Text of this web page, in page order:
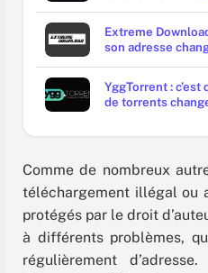
Extreme
son adresse
YggTorrent :
de torrents
Comme de nombreux
téléchargement illégal ou
protégés par le droit
à différents problèmes,
régulièrement